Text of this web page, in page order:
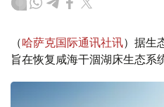
（哈萨克国际通讯社讯）据生
旨在恢复咸海干涸湖床生态系